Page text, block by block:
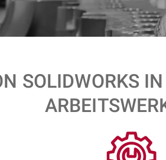
SOLIDWORKS